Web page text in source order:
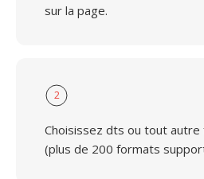
sur la page.
2
Choisissez dts ou tout
(plus de 200 formats